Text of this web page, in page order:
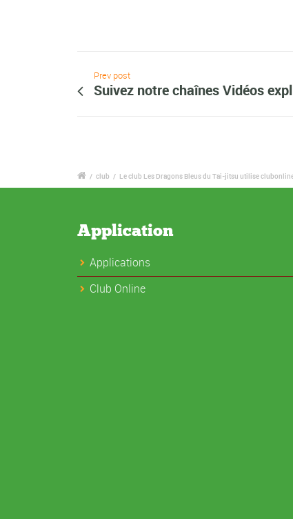
Prev post
Suivez notre chaînes Vidéos
/ club / Le club Les Dragons Bleus du Tai-jitsu utilise
Application
Applications
Club Online